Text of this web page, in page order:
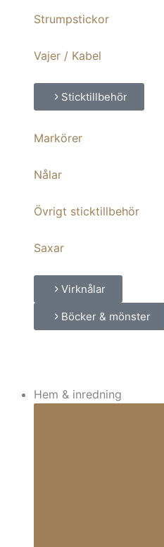
Strumpstickor
Vajer / Kabel
Sticktillbehör
Markörer
Nålar
Övrigt sticktillbehör
Saxar
Virknålar
Böcker & mönster
Hem & inredning